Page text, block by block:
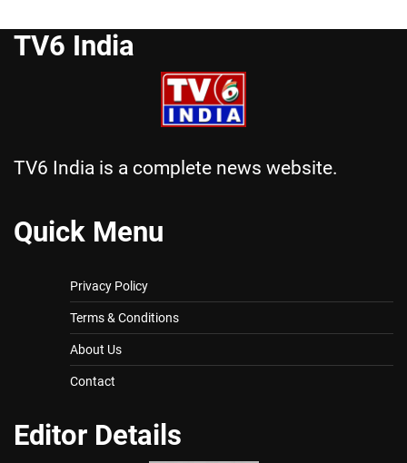
TV6 India
TV6 India is a complete news website.
Quick Menu
Privacy Policy
Terms & Conditions
About Us
Contact
Editor Details